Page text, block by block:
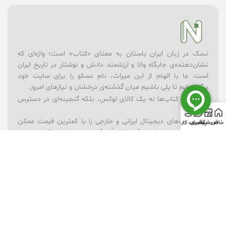
نسک در زبان ایران باستان به معنای «کتاب» است؛ واژه‌ای که
نشان‌دهنده‌ی جایگاه والا و ارزشمند دانش و نوشتار در تاریخ ایران
است. ما با الهام از این میراث، نام نسکو را برای سایت خود
برگزیده‌ایم تا پلی باشیم میان گذشته‌ی درخشان و نیازهای امروز.
در نسکو، کتاب‌ها نه یک کالای لوکس، بلکه گنجینه‌ای در دسترس
همه‌اند.
– ما کتاب‌های دیجیتال ایرانی و خارجی را با کمترین قیمت ممکن
ارائه می‌کنیم؛ بسیاری از آن‌ها کاملاً رایگان در اختیار شما قرار دارند.
خانهفروشگاهپیگیری
حساب کاربری